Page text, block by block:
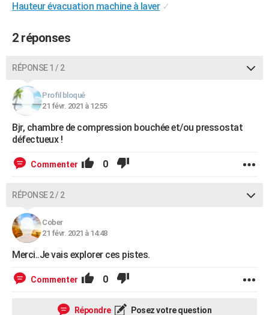
S'inscrire
Se connecter
Lycées
Collèges
Primaires
Universités
Entreprises
Service militaire
Avis de recherche
AVIS DE DÉCÈS
FORUM
Bricolage
Lifestyle
Culture
Sport
Auto
Television
Voyage
Cinema
Hauteur évacuation machine à laver ✓
2 réponses
RÉPONSE 1 / 2
Profil bloqué
21 févr. 2021 à 12:55
Bjr, chambre de compression bouchée et/ou pressostat
défectueux !
Commenter 0
RÉPONSE 2 / 2
Cober
21 févr. 2021 à 14:48
Merci..Je vais explorer ces pistes.
Commenter 0
Répondre Posez votre question